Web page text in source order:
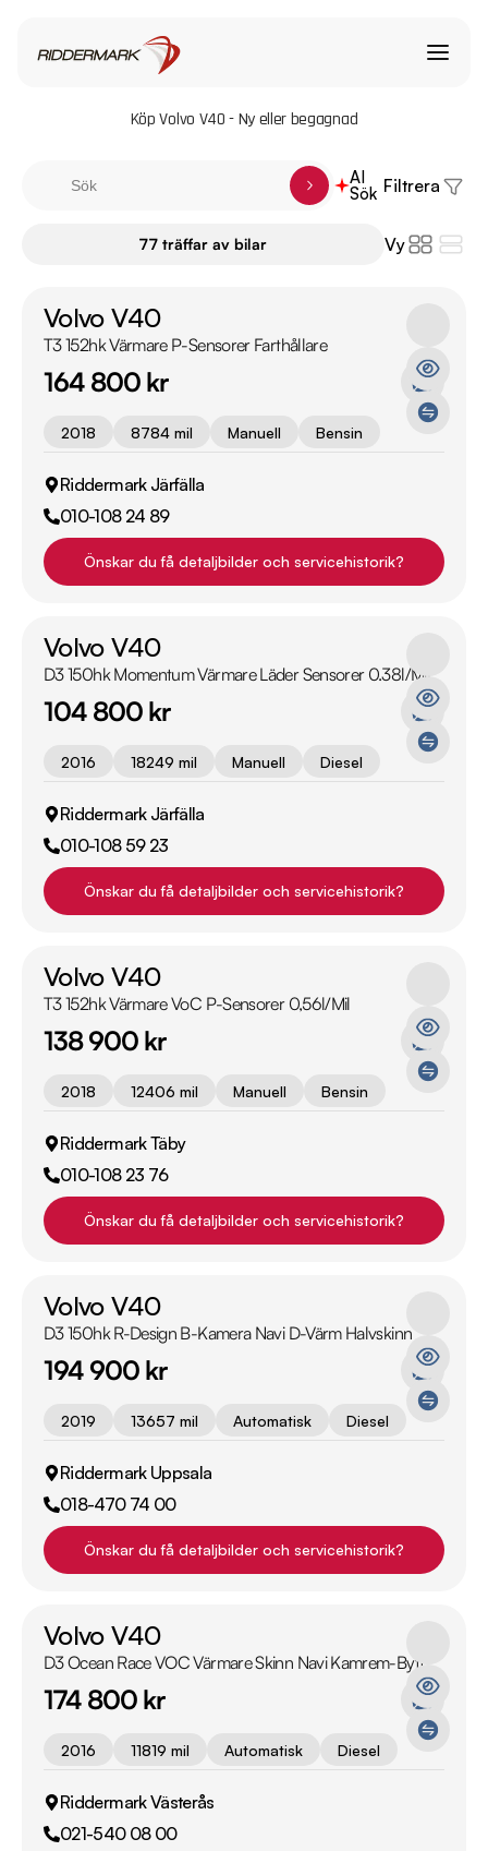
Köp Volvo V40 - Ny eller begagnad
AI
Sök Filtrera
77 träffar av bilar Vy
Volvo V40
T3 152hk Värmare P-Sensorer Farthållare
164 800 kr
2018 8784 mil Manuell Bensin
Riddermark Järfälla
010-108 24 89
Önskar du få detaljbilder och servicehistorik?
Volvo V40
D3 150hk Momentum Värmare Läder Sensorer 0.38l/Mil
104 800 kr
2016 18249 mil Manuell Diesel
Riddermark Järfälla
010-108 59 23
Önskar du få detaljbilder och servicehistorik?
Volvo V40
T3 152hk Värmare VoC P-Sensorer 0,56l/Mil
138 900 kr
2018 12406 mil Manuell Bensin
Riddermark Täby
010-108 23 76
Önskar du få detaljbilder och servicehistorik?
Volvo V40
D3 150hk R-Design B-Kamera Navi D-Värm Halvskinn
194 900 kr
2019 13657 mil Automatisk Diesel
Riddermark Uppsala
018-470 74 00
Önskar du få detaljbilder och servicehistorik?
Volvo V40
D3 Ocean Race VOC Värmare Skinn Navi Kamrem-Bytt
174 800 kr
2016 11819 mil Automatisk Diesel
Riddermark Västerås
021-540 08 00